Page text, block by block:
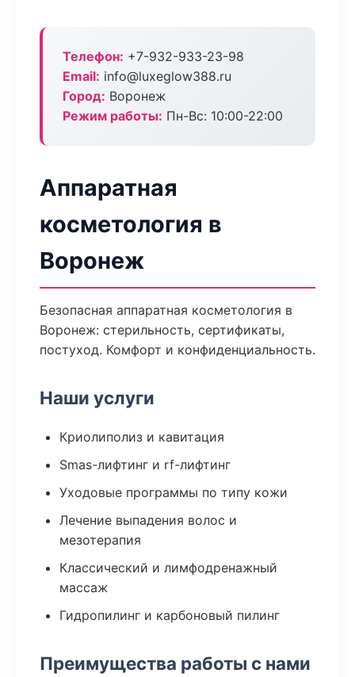
Телефон: +7-932-933-23-98
Email: info@luxeglow388.ru
Город: Воронеж
Режим работы: Пн-Вс: 10:00-22:00
Аппаратная
косметология в
Воронеж
Безопасная аппаратная косметология в
Воронеж: стерильность, сертификаты,
постуход. Комфорт и конфиденциальность.
Наши услуги
Криолиполиз и кавитация
Smas-лифтинг и rf-лифтинг
Уходовые программы по типу кожи
Лечение выпадения волос и
мезотерапия
Классический и лимфодренажный
массаж
Гидропилинг и карбоновый пилинг
Преимущества работы с нами